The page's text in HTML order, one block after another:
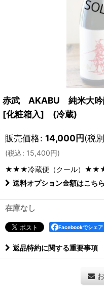
赤武 AKABU 純米大
[化粧箱入] (冷蔵)
販売価格: 14,000円(税
(税込: 15,400円)
★★★冷蔵便（クール）
送料オプション金額はこち
在庫なし
Facebookでシェア
返品特約に関する重要事項